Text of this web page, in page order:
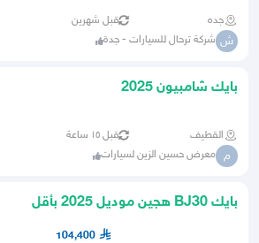
جده قبل شهرين
ش شركة ترحال للسيارات - جدة
بايك شامبيون 2025
القطيف قبل ١٥ ساعة
م معرض حسين الزين لسيارات
بايك BJ30 هجين موديل 2025 بأقل
104,400